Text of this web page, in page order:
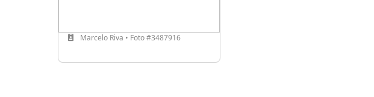
Marcelo Riva • Foto #3487916